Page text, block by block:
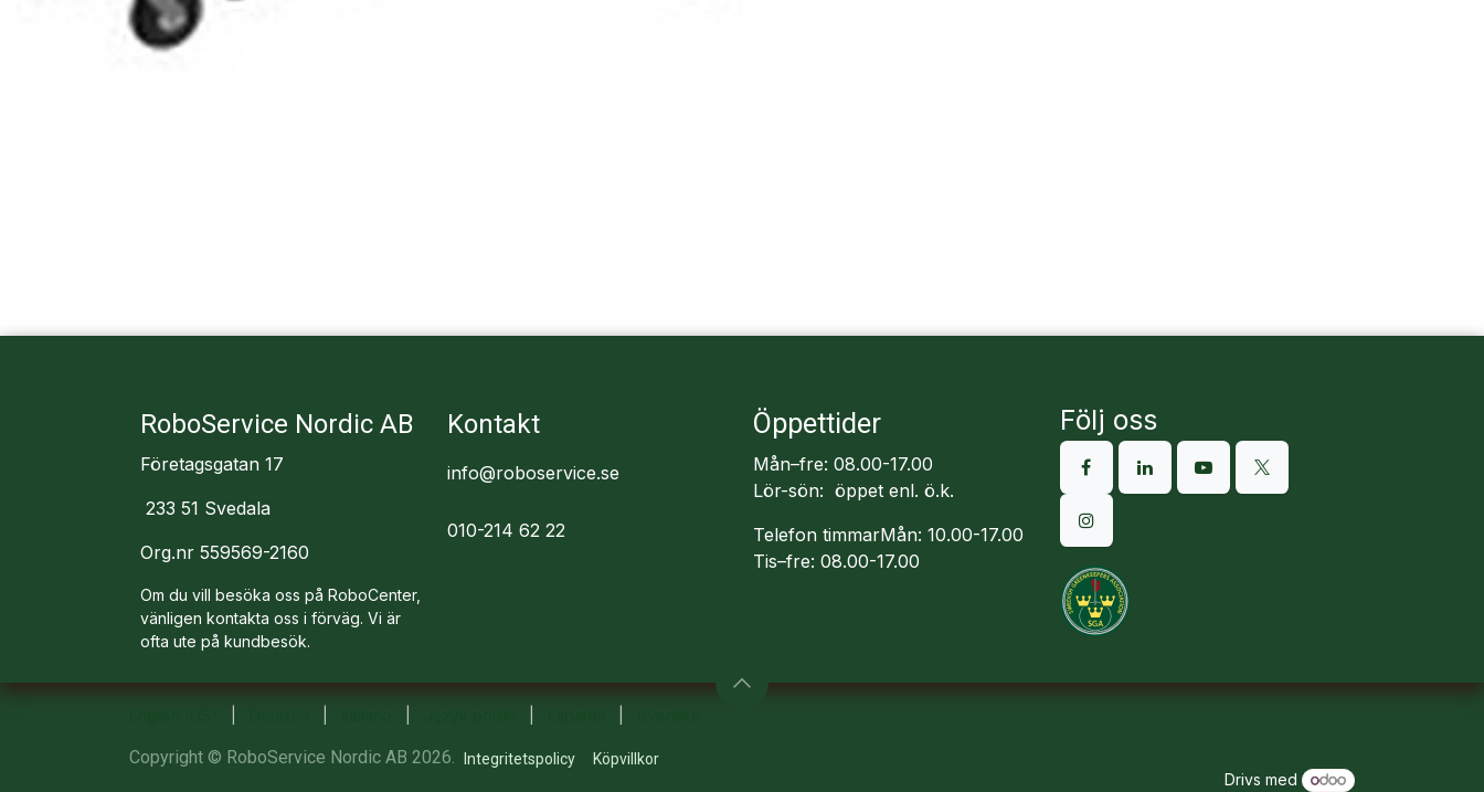
RoboService Nordic AB
Företagsgatan 17
233 51 Svedala
Org.nr 559569-2160
Om du vill besöka oss på RoboCenter,
vänligen kontakta oss i förväg. Vi är
ofta ute på kundbesök.
Kontakt
info@roboservice.se
010-214 62 22
Öppettider
Mån–fre: 08.00-17.00
Lör-sön: öppet enl. ö.k.
Telefon timmarMån: 10.00-17.00
Tis–fre: 08.00-17.00
Följ oss
Copyright © RoboService Nordic AB 2026. Integritetspolicy Köpvillkor
Drivs med